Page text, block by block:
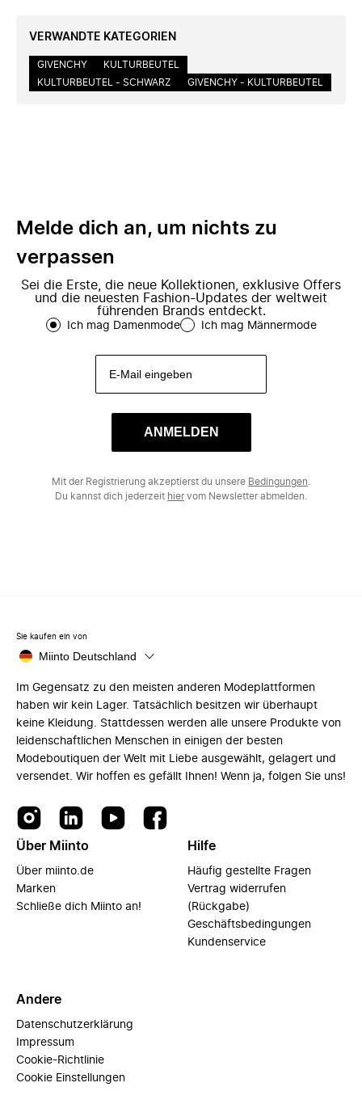
VERWANDTE KATEGORIEN
GIVENCHY
KULTURBEUTEL
KULTURBEUTEL - SCHWARZ
GIVENCHY - KULTURBEUTEL
Melde dich an, um nichts zu
verpassen
Sei die Erste, die neue Kollektionen, exklusive Offers
und die neuesten Fashion-Updates der weltweit
führenden Brands entdeckt.
Ich mag Damenmode Ich mag Männermode
ANMELDEN
Mit der Registrierung akzeptierst du unsere Bedingungen
Du kannst dich jederzeit hiervom Newsletter abmelden.
Sie kaufen ein von
Miinto Deutschland
Im Gegensatz zu den meisten anderen Modeplattformen
haben wir kein Lager. Tatsächlich besitzen wir überhaupt
keine Kleidung. Stattdessen werden alle unsere Produkte von
leidenschaftlichen Menschen in einigen der besten
Modeboutiquen der Welt mit Liebe ausgewählt, gelagert und
versendet. Wir hoffen es gefällt Ihnen! Wenn ja, folgen Sie uns!
Über Miinto
Über miinto.de
Marken
Schließe dich Miinto an!
Hilfe
Häufig gestellte Fragen
Vertrag widerrufen
(Rückgabe)
Geschäftsbedingungen
Kundenservice
Andere
Datenschutzerklärung
Impressum
Cookie-Richtlinie
Cookie Einstellungen